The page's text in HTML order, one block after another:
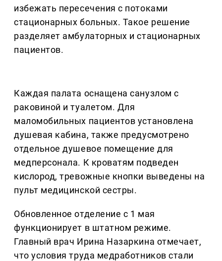
избежать пересечения с потоками
стационарных больных. Такое решение
разделяет амбулаторных и стационарных
пациентов.
Каждая палата оснащена санузлом с
раковиной и туалетом. Для
маломобильных пациентов установлена
душевая кабина, также предусмотрено
отдельное душевое помещение для
медперсонала. К кроватям подведен
кислород, тревожные кнопки выведены на
пульт медицинской сестры.
Обновленное отделение с 1 мая
функционирует в штатном режиме.
Главный врач Ирина Назаркина отмечает,
что условия труда медработников стали